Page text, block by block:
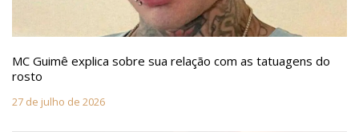
MC Guimê explica sobre sua relação com as tatuagens do
rosto
27 de julho de 2026